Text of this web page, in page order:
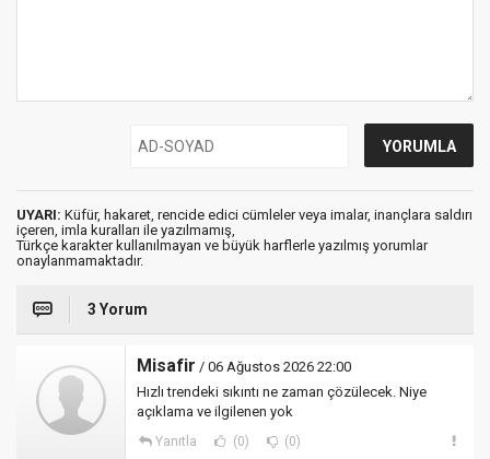
UYARI: Küfür, hakaret, rencide edici cümleler veya imalar, inançlara saldırı
içeren, imla kuralları ile yazılmamış,
Türkçe karakter kullanılmayan ve büyük harflerle yazılmış yorumlar
onaylanmamaktadır.
3 Yorum
Misafir / 06 Ağustos 2026 22:00
Hızlı trendeki sıkıntı ne zaman çözülecek. Niye
açıklama ve ilgilenen yok
Yanıtla (0) (0)